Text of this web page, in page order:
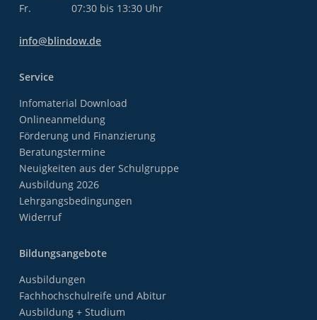
Fr.
07:30 bis 13:30 Uhr
info@blindow.de
Service
Infomaterial Download
Onlineanmeldung
Förderung und Finanzierung
Beratungstermine
Neuigkeiten aus der Schulgruppe
Ausbildung 2026
Lehrgangsbedingungen
Widerruf
Bildungsangebote
Ausbildungen
Fachhochschulreife und Abitur
Ausbildung + Studium